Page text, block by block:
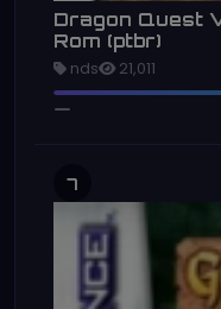
Dragon Quest
Rom (ptbr)
nds 21,011
7